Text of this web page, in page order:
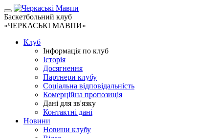
Баскетбольний клуб
«ЧЕРКАСЬКІ МАВПИ»
Клуб
Інформація по клуб
Історія
Досягнення
Партнери клубу
Соціальна відповідальність
Комерційна пропозиція
Дані для зв'язку
Контактні дані
Новини
Новини клубу